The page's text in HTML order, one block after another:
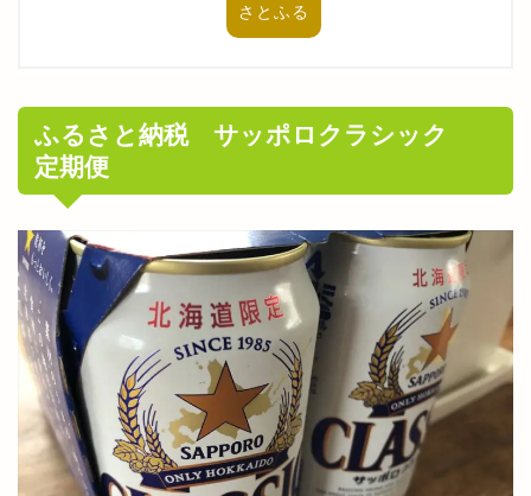
さとふる
ふるさと納税 サッポロクラシック
定期便